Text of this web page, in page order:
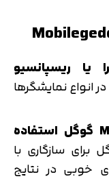
یا ریسپانسیو
انواع نمایشگرها
گوگل استفاده
برای سازگاری با
خوبی در نتایج